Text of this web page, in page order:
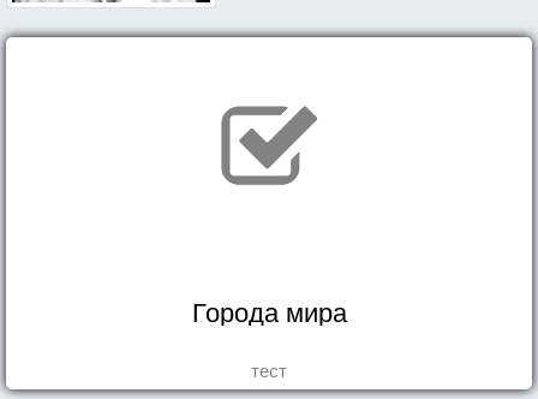
Города мира
тест